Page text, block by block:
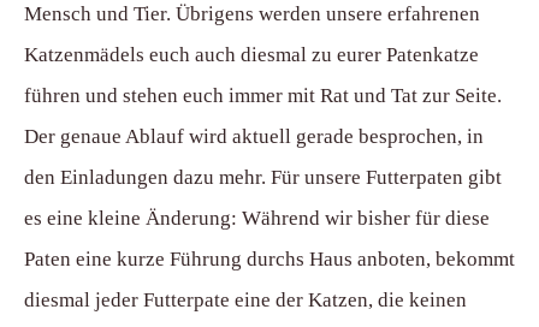
Mensch und Tier. Übrigens werden unsere erfahrenen
Katzenmädels euch auch diesmal zu eurer Patenkatze
führen und stehen euch immer mit Rat und Tat zur Seite.
Der genaue Ablauf wird aktuell gerade besprochen, in
den Einladungen dazu mehr. Für unsere Futterpaten gibt
es eine kleine Änderung: Während wir bisher für diese
Paten eine kurze Führung durchs Haus anboten, bekommt
diesmal jeder Futterpate eine der Katzen, die keinen